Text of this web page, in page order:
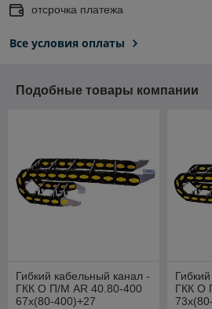
отсрочка платежа
Все условия оплаты
Подобные товары компании
Гибкий кабельный канал -
ГКК О П/М AR 40.80-400
67х(80-400)+27
ГКК О